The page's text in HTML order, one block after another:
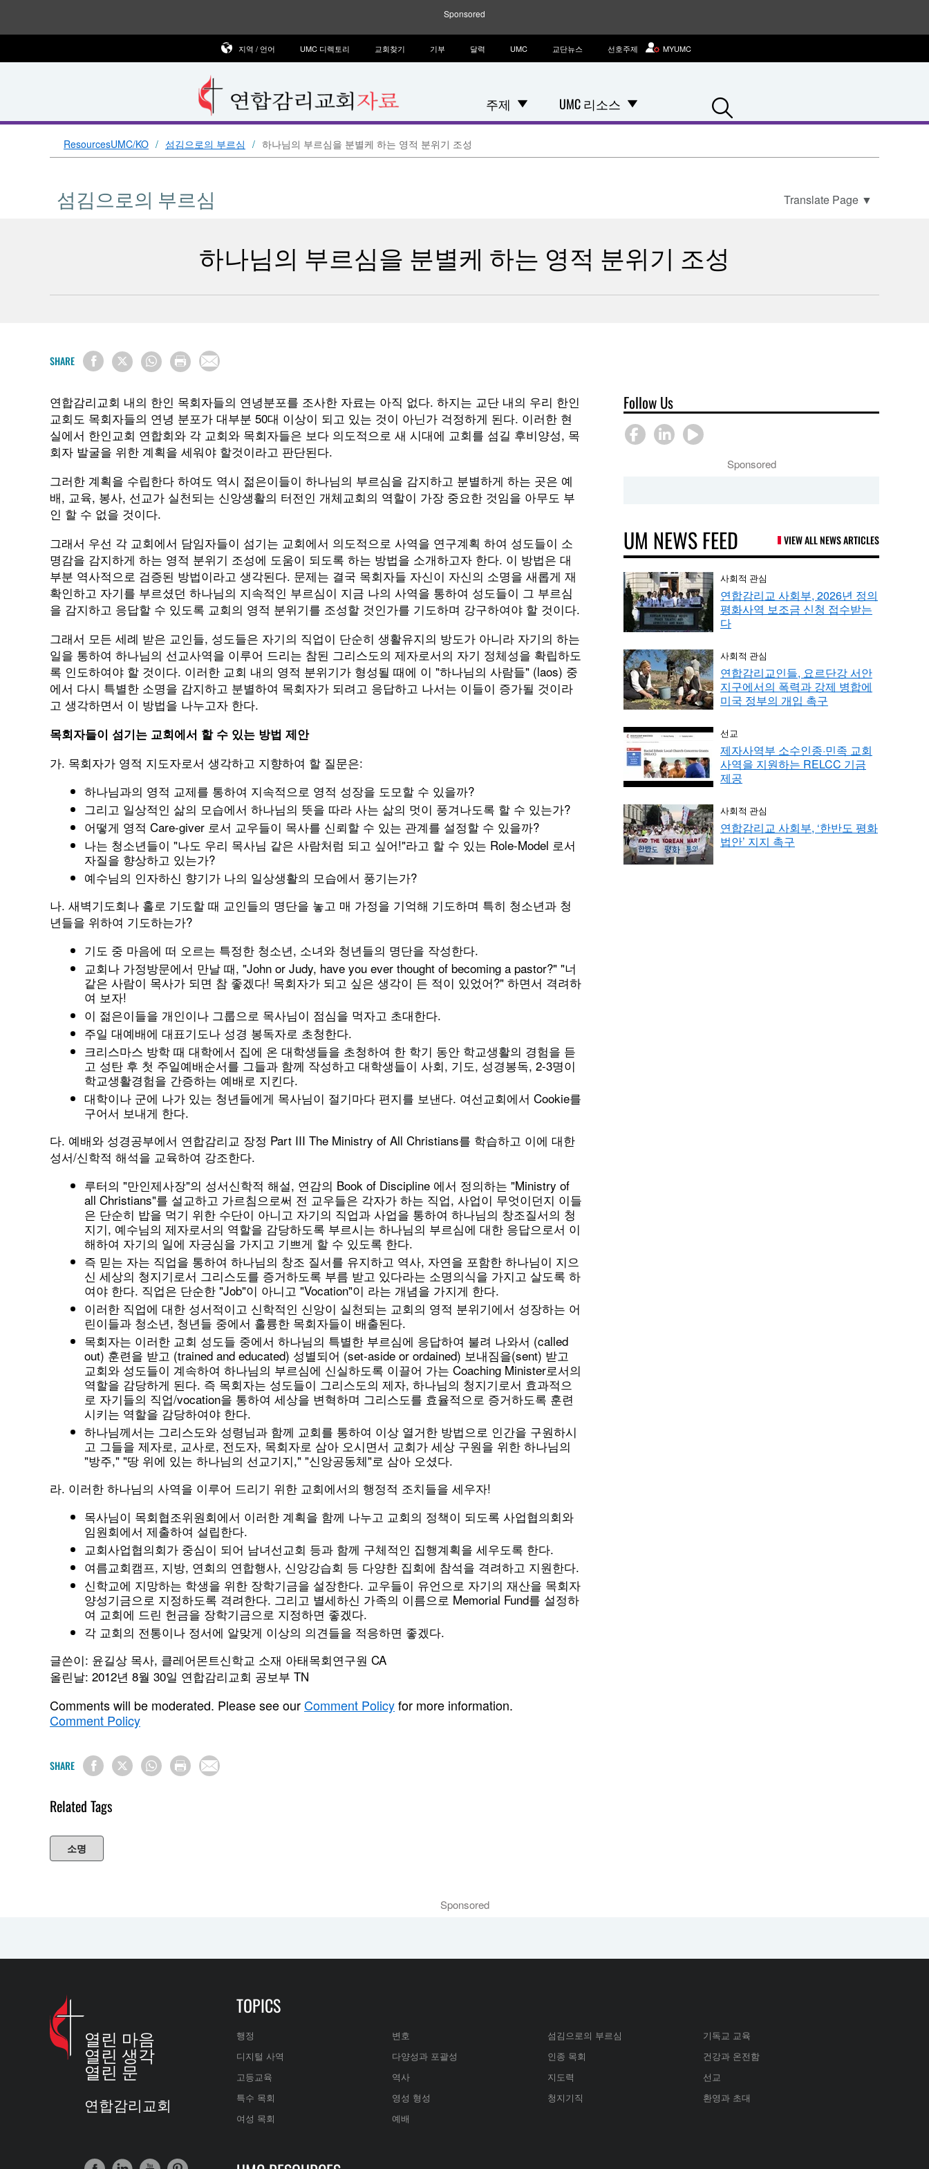
Sponsored
주제 UMC 리소스
지역 / 언어 UMC 디렉토리 교회찾기 기부 달력 UMC 교단뉴스 선호주제 MYUMC
Search
ResourcesUMC/KO 섬김으로의 부르심 하나님의 부르심을 분별케 하는 영적 분위기 조성
섬김으로의 부르심 Translate Page ▼
하나님의 부르심을 분별케 하는 영적 분위기 조성
SHARE
연합감리교회 내의 한인 목회자들의 연녕분포를 조사한 자료는 아직 없다. 하지는 교단 내의 우리 한인
교회도 목회자들의 연녕 분포가 대부분 50대 이상이 되고 있는 것이 아닌가 걱정하게 된다. 이러한 현
실에서 한인교회 연합회와 각 교회와 목회자들은 보다 의도적으로 새 시대에 교회를 섬길 후비양성, 목
회자 발굴을 위한 계획을 세워야 할것이라고 판단된다.
그러한 계획을 수립한다 하여도 역시 젊은이들이 하나님의 부르심을 감지하고 분별하게 하는 곳은 예
배, 교육, 봉사, 선교가 실천되는 신앙생활의 터전인 개체교회의 역할이 가장 중요한 것임을 아무도 부
인 할 수 없을 것이다.
그래서 우선 각 교회에서 담임자들이 섬기는 교회에서 의도적으로 사역을 연구계획 하여 성도들이 소
명감을 감지하게 하는 영적 분위기 조성에 도움이 되도록 하는 방법을 소개하고자 한다. 이 방법은 대
부분 역사적으로 검증된 방법이라고 생각된다. 문제는 결국 목회자들 자신이 자신의 소명을 새롭게 재
확인하고 자기를 부르셨던 하나님의 지속적인 부르심이 지금 나의 사역을 통하여 성도들이 그 부르심
을 감지하고 응답할 수 있도록 교회의 영적 분위기를 조성할 것인가를 기도하며 강구하여야 할 것이다.
그래서 모든 세례 받은 교인들, 성도들은 자기의 직업이 단순히 생활유지의 방도가 아니라 자기의 하는
일을 통하여 하나님의 선교사역을 이루어 드리는 참된 그리스도의 제자로서의 자기 정체성을 확립하도
록 인도하여야 할 것이다. 이러한 교회 내의 영적 분위기가 형성될 때에 이 "하나님의 사람들" (laos) 중
에서 다시 특별한 소명을 감지하고 분별하여 목회자가 되려고 응답하고 나서는 이들이 증가될 것이라
고 생각하면서 이 방법을 나누고자 한다.
목회자들이 섬기는 교회에서 할 수 있는 방법 제안
가. 목회자가 영적 지도자로서 생각하고 지향하여 할 질문은:
하나님과의 영적 교제를 통하여 지속적으로 영적 성장을 도모할 수 있을까?
그리고 일상적인 삶의 모습에서 하나님의 뜻을 따라 사는 삶의 멋이 풍겨나도록 할 수 있는가?
어떻게 영적 Care-giver 로서 교우들이 목사를 신뢰할 수 있는 관계를 설정할 수 있을까?
나는 청소년들이 "나도 우리 목사님 같은 사람처럼 되고 싶어!"라고 할 수 있는 Role-Model 로서
자질을 향상하고 있는가?
예수님의 인자하신 향기가 나의 일상생활의 모습에서 풍기는가?
나. 새벽기도회나 홀로 기도할 때 교인들의 명단을 놓고 매 가정을 기억해 기도하며 특히 청소년과 청
년들을 위하여 기도하는가?
기도 중 마음에 떠 오르는 특정한 청소년, 소녀와 청년들의 명단을 작성한다.
교회나 가정방문에서 만날 때, "John or Judy, have you ever thought of becoming a pastor?" "너
같은 사람이 목사가 되면 참 좋겠다! 목회자가 되고 싶은 생각이 든 적이 있었어?" 하면서 격려하
여 보자!
이 젊은이들을 개인이나 그룹으로 목사님이 점심을 먹자고 초대한다.
주일 대예배에 대표기도나 성경 봉독자로 초청한다.
크리스마스 방학 때 대학에서 집에 온 대학생들을 초청하여 한 학기 동안 학교생활의 경험을 듣
고 성탄 후 첫 주일예배순서를 그들과 함께 작성하고 대학생들이 사회, 기도, 성경봉독, 2-3명이
학교생활경험을 간증하는 예배로 지킨다.
대학이나 군에 나가 있는 청년들에게 목사님이 절기마다 편지를 보낸다. 여선교회에서 Cookie를
구어서 보내게 한다.
다. 예배와 성경공부에서 연합감리교 장정 Part III The Ministry of All Christians를 학습하고 이에 대한
성서/신학적 해석을 교육하여 강조한다.
루터의 "만인제사장"의 성서신학적 해설, 연감의 Book of Discipline 에서 정의하는 "Ministry of
all Christians"를 설교하고 가르침으로써 전 교우들은 각자가 하는 직업, 사업이 무엇이던지 이들
은 단순히 밥을 먹기 위한 수단이 아니고 자기의 직업과 사업을 통하여 하나님의 창조질서의 청
지기, 예수님의 제자로서의 역할을 감당하도록 부르시는 하나님의 부르심에 대한 응답으로서 이
해하여 자기의 일에 자긍심을 가지고 기쁘게 할 수 있도록 한다.
즉 믿는 자는 직업을 통하여 하나님의 창조 질서를 유지하고 역사, 자연을 포함한 하나님이 지으
신 세상의 청지기로서 그리스도를 증거하도록 부름 받고 있다라는 소명의식을 가지고 살도록 하
여야 한다. 직업은 단순한 "Job"이 아니고 "Vocation"이 라는 개념을 가지게 한다.
이러한 직업에 대한 성서적이고 신학적인 신앙이 실천되는 교회의 영적 분위기에서 성장하는 어
린이들과 청소년, 청년들 중에서 훌륭한 목회자들이 배출된다.
목회자는 이러한 교회 성도들 중에서 하나님의 특별한 부르심에 응답하여 불려 나와서 (called
out) 훈련을 받고 (trained and educated) 성별되어 (set-aside or ordained) 보내짐을(sent) 받고
교회와 성도들이 계속하여 하나님의 부르심에 신실하도록 이끌어 가는 Coaching Minister로서의
역할을 감당하게 된다. 즉 목회자는 성도들이 그리스도의 제자, 하나님의 청지기로서 효과적으
로 자기들의 직업/vocation을 통하여 세상을 변혁하며 그리스도를 효율적으로 증거하도록 훈련
시키는 역할을 감당하여야 한다.
하나님께서는 그리스도와 성령님과 함께 교회를 통하여 이상 열거한 방법으로 인간을 구원하시
고 그들을 제자로, 교사로, 전도자, 목회자로 삼아 오시면서 교회가 세상 구원을 위한 하나님의
"방주," "땅 위에 있는 하나님의 선교기지," "신앙공동체"로 삼아 오셨다.
라. 이러한 하나님의 사역을 이루어 드리기 위한 교회에서의 행정적 조치들을 세우자!
목사님이 목회협조위원회에서 이러한 계획을 함께 나누고 교회의 정책이 되도록 사업협의회와
임원회에서 제출하여 설립한다.
교회사업협의회가 중심이 되어 남녀선교회 등과 함께 구체적인 집행계획을 세우도록 한다.
여름교회캠프, 지방, 연회의 연합행사, 신앙강습회 등 다양한 집회에 참석을 격려하고 지원한다.
신학교에 지망하는 학생을 위한 장학기금을 설장한다. 교우들이 유언으로 자기의 재산을 목회자
양성기금으로 지정하도록 격려한다. 그리고 별세하신 가족의 이름으로 Memorial Fund를 설정하
여 교회에 드린 헌금을 장학기금으로 지정하면 좋겠다.
각 교회의 전통이나 정서에 알맞게 이상의 의견들을 적응하면 좋겠다.
글쓴이: 윤길상 목사, 클레어몬트신학교 소재 아태목회연구원 CA
올린날: 2012년 8월 30일 연합감리교회 공보부 TN
Comments will be moderated. Please see ourComment Policyfor more information.
Comment Policy
SHARE
Related Tags
소명
Follow Us
Sponsored
UM NEWS FEED VIEW ALL NEWS ARTICLES
사회적 관심
연합감리교 사회부, 2026년 정의
평화사역 보조금 신청 접수받는
다
사회적 관심
연합감리교인들, 요르단강 서안
지구에서의 폭력과 강제 병합에
미국 정부의 개입 촉구
선교
제자사역부 소수인종·민족 교회
사역을 지원하는 RELCC 기금
제공
사회적 관심
연합감리교 사회부, ‘한반도 평화
법안’ 지지 촉구
Sponsored
열린 마음
열린 생각
열린 문
연합감리교회
TOPICS
행정 변호 섬김으로의 부르심
기독교 교육
디지털 사역
다양성과 포괄성 인종 목회
건강과 온전함
고등교육
역사 지도력
선교
특수 목회
영성 형성 청지기직
환영과 초대
여성 목회
예배